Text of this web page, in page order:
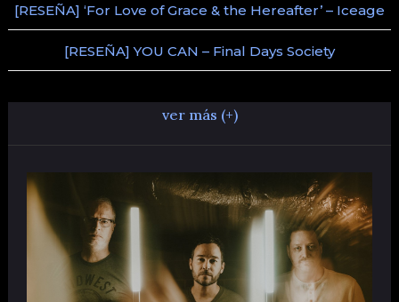
[RESEÑA] ‘For Love of Grace & the Hereafter’ – Iceage
[RESEÑA] YOU CAN – Final Days Society
ver más (+)